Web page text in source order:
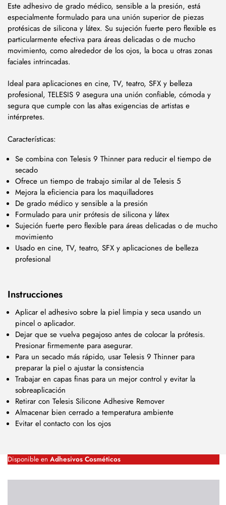
Este adhesivo de grado médico, sensible a la presión, está
especialmente formulado para una unión superior de piezas
protésicas de silicona y látex. Su sujeción fuerte pero flexible es
particularmente efectiva para áreas delicadas o de mucho
movimiento, como alrededor de los ojos, la boca u otras zonas
faciales intrincadas.
Ideal para aplicaciones en cine, TV, teatro, SFX y belleza
profesional, TELESIS 9 asegura una unión confiable, cómoda y
segura que cumple con las altas exigencias de artistas e
intérpretes.
Características:
Se combina con Telesis 9 Thinner para reducir el tiempo de
secado
Ofrece un tiempo de trabajo similar al de Telesis 5
Mejora la eficiencia para los maquilladores
De grado médico y sensible a la presión
Formulado para unir prótesis de silicona y látex
Sujeción fuerte pero flexible para áreas delicadas o de mucho
movimiento
Usado en cine, TV, teatro, SFX y aplicaciones de belleza
profesional
Instrucciones
Aplicar el adhesivo sobre la piel limpia y seca usando un
pincel o aplicador.
Dejar que se vuelva pegajoso antes de colocar la prótesis.
Presionar firmemente para asegurar.
Para un secado más rápido, usar Telesis 9 Thinner para
preparar la piel o ajustar la consistencia
Trabajar en capas finas para un mejor control y evitar la
sobreaplicación
Retirar con Telesis Silicone Adhesive Remover
Almacenar bien cerrado a temperatura ambiente
Evitar el contacto con los ojos
Disponible en Adhesivos Cosméticos